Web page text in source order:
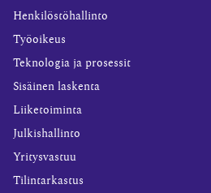
Henkilöstöhallinto
Työoikeus
Teknologia ja prosessit
Sisäinen laskenta
Liiketoiminta
Julkishallinto
Yritysvastuu
Tilintarkastus